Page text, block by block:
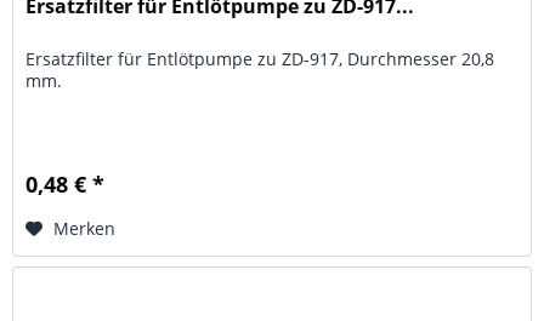
Ersatzfilter für Entlötpumpe zu ZD-917...
Ersatzfilter für Entlötpumpe zu ZD-917, Durchmesser 20,8
mm.
0,48 € *
Merken